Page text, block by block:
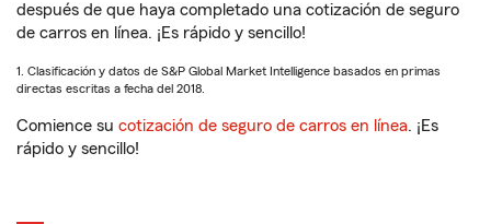
después de que haya completado una cotización de seguro
de carros en línea. ¡Es rápido y sencillo!
1. Clasificación y datos de S&P Global Market Intelligence basados en primas
directas escritas a fecha del 2018.
Comience su cotización de seguro de carros en línea. ¡Es
rápido y sencillo!